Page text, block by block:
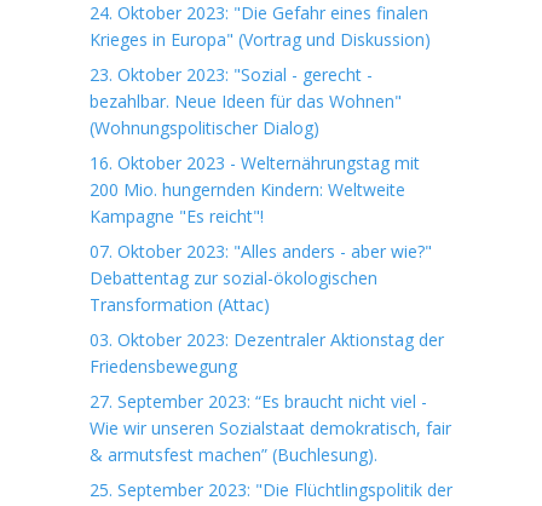
24. Oktober 2023: "Die Gefahr eines finalen
Krieges in Europa" (Vortrag und Diskussion)
23. Oktober 2023: "Sozial - gerecht -
bezahlbar. Neue Ideen für das Wohnen"
(Wohnungspolitischer Dialog)
16. Oktober 2023 - Welternährungstag mit
200 Mio. hungernden Kindern: Weltweite
Kampagne "Es reicht"!
07. Oktober 2023: "Alles anders - aber wie?"
Debattentag zur sozial-ökologischen
Transformation (Attac)
03. Oktober 2023: Dezentraler Aktionstag der
Friedensbewegung
27. September 2023: “Es braucht nicht viel -
Wie wir unseren Sozialstaat demokratisch, fair
& armutsfest machen” (Buchlesung).
25. September 2023: "Die Flüchtlingspolitik der